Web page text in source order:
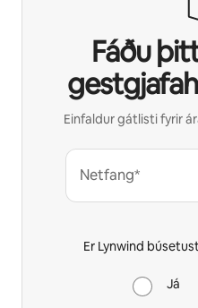
Fáðu
Einfaldur gátlisti fyrir
Netfang*
Er Lynwind
Já